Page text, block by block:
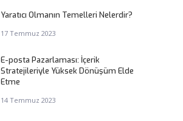
Yaratıcı Olmanın Temelleri Nelerdir?
17 Temmuz 2023
E-posta Pazarlaması: İçerik
Stratejileriyle Yüksek Dönüşüm Elde
Etme
14 Temmuz 2023